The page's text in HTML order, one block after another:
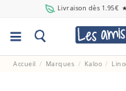
Livraison dès 1.95€ ★
Accueil Marques Kaloo